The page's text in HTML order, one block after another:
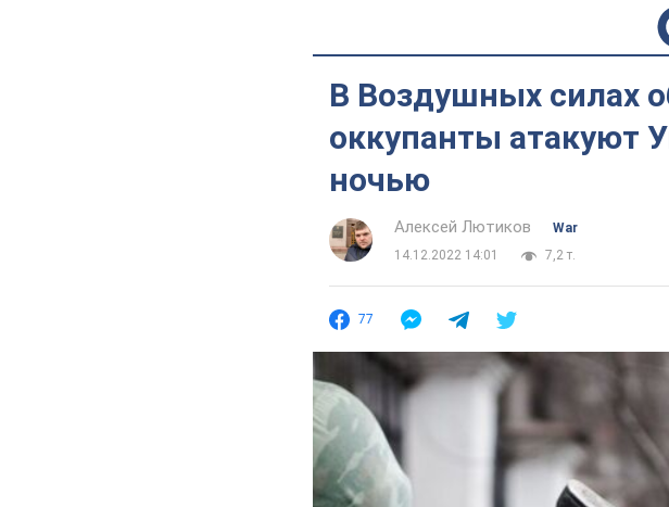
В Воздушных силах
оккупанты атакуют
ночью
Алексей Лютиков
War
14.12.2022 14:01
7,2 т.
77